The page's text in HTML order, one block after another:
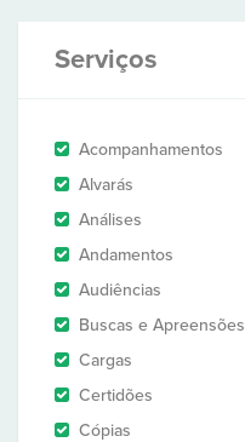
Serviços
Acompanhamentos
Alvarás
Análises
Andamentos
Audiências
Buscas e Apreensões
Cargas
Certidões
Cópias